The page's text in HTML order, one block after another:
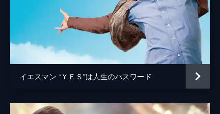
デイモン・ガプトン
ジョシュ・ペンス
トレヴァー・リサウアー
脚本 デイミアン・チャゼル
イエスマン “ＹＥＳ”は人生のパスワード